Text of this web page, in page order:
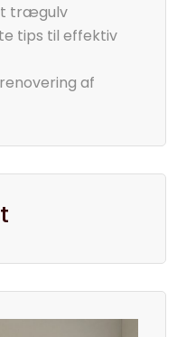
trægulv
tips til effektiv
af